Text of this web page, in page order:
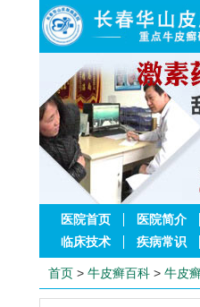
医院首页 医院简介
临床技术
疾病常识
首页 > 牛皮癣百科 > 牛皮